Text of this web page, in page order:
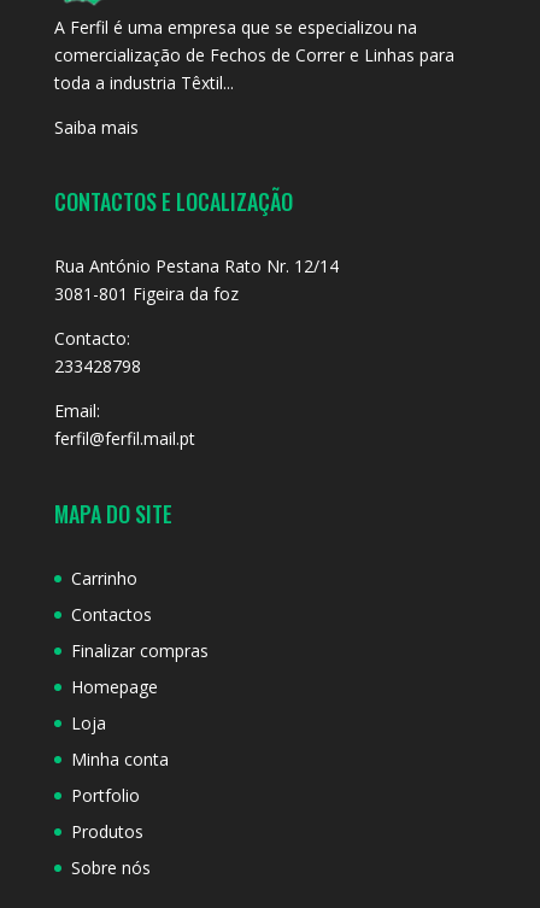
A Ferfil é uma empresa que se especializou na
comercialização de Fechos de Correr e Linhas para
toda a industria Têxtil...
Saiba mais
CONTACTOS E LOCALIZAÇÃO
Rua António Pestana Rato Nr. 12/14
3081-801 Figeira da foz
Contacto:
233428798
Email:
ferfil@ferfil.mail.pt
MAPA DO SITE
Carrinho
Contactos
Finalizar compras
Homepage
Loja
Minha conta
Portfolio
Produtos
Sobre nós